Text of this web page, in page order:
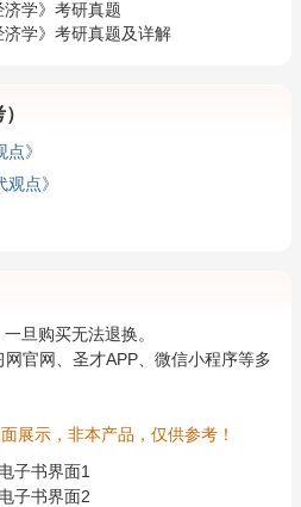
济学》考研真题
济学》考研真题及详解
》
点》
旦购买无法退换。
官网、圣才APP、微信小程序等多
展示，非本产品，仅供参考！